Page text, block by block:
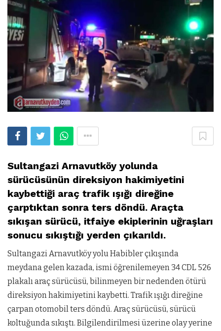
Sultangazi Arnavutköy yolunda
sürücüsünün direksiyon hakimiyetini
kaybettiği araç trafik ışığı direğine
çarptıktan sonra ters döndü. Araçta
sıkışan sürücü, itfaiye ekiplerinin uğraşları
sonucu sıkıştığı yerden çıkarıldı.
Sultangazi Arnavutköy yolu Habibler çıkışında
meydana gelen kazada, ismi öğrenilemeyen 34 CDL 526
plakalı araç sürücüsü, bilinmeyen bir nedenden ötürü
direksiyon hakimiyetini kaybetti. Trafik ışığı direğine
çarpan otomobil ters döndü. Araç sürücüsü, sürücü
koltuğunda sıkıştı. Bilgilendirilmesi üzerine olay yerine